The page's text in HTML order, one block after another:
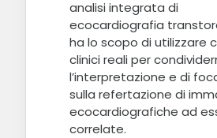
analisi integrata di
ecocardiografia
ha lo scopo di utilizzare
clinici reali per
l’interpretazione e di
sulla refertazione di
ecocardiografiche ad
correlate.